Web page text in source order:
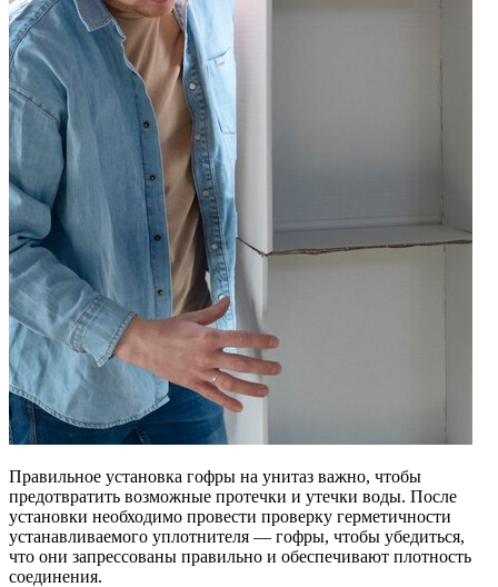
Правильное установка гофры на унитаз важно, чтобы
предотвратить возможные протечки и утечки воды. После
установки необходимо провести проверку герметичности
устанавливаемого уплотнителя — гофры, чтобы убедиться,
что они запрессованы правильно и обеспечивают плотность
соединения.